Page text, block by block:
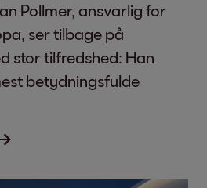
Pollmer, ansvarlig for
ser tilbage på
stor tilfredshed: Han
betydningsfulde